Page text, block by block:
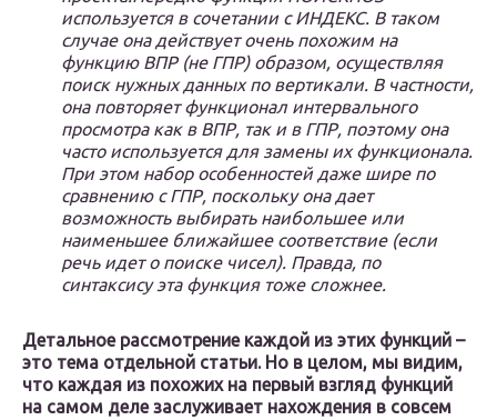
используется в сочетании с ИНДЕКС. В таком
случае она действует очень похожим на
функцию ВПР (не ГПР) образом, осуществляя
поиск нужных данных по вертикали. В частности,
она повторяет функционал интервального
просмотра как в ВПР, так и в ГПР, поэтому она
часто используется для замены их функционала.
При этом набор особенностей даже шире по
сравнению с ГПР, поскольку она дает
возможность выбирать наибольшее или
наименьшее ближайшее соответствие (если
речь идет о поиске чисел). Правда, по
синтаксису эта функция тоже сложнее.
Детальное рассмотрение каждой из этих функций –
это тема отдельной статьи. Но в целом, мы видим,
что каждая из похожих на первый взгляд функций
на самом деле заслуживает нахождения в совсем